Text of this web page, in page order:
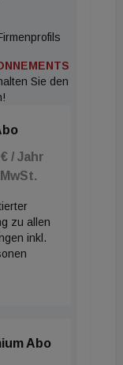
Sie den
/ Jahr
zu allen
inkl.
Abo